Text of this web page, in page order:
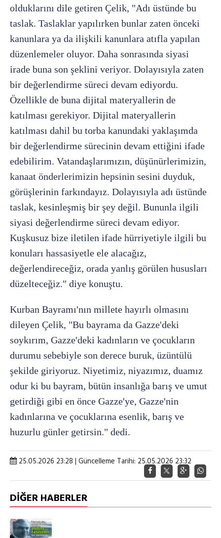
olduklarını dile getiren Çelik, "Adı üstünde bu
taslak. Taslaklar yapılırken bunlar zaten önceki
kanunlara ya da ilişkili kanunlara atıfla yapılan
düzenlemeler oluyor. Daha sonrasında siyasi
irade buna son şeklini veriyor. Dolayısıyla zaten
bir değerlendirme süreci devam ediyordu.
Özellikle de buna dijital materyallerin de
katılması gerekiyor. Dijital materyallerin
katılması dahil bu torba kanundaki yaklaşımda
bir değerlendirme sürecinin devam ettiğini ifade
edebilirim. Vatandaşlarımızın, düşünürlerimizin,
kanaat önderlerimizin hepsinin sesini duyduk,
görüşlerinin farkındayız. Dolayısıyla adı üstünde
taslak, kesinleşmiş bir şey değil. Bununla ilgili
siyasi değerlendirme süreci devam ediyor.
Kuşkusuz bize iletilen ifade hürriyetiyle ilgili bu
konuları hassasiyetle ele alacağız,
değerlendireceğiz, orada yanlış görülen hususları
düzelteceğiz." diye konuştu.
Kurban Bayramı'nın millete hayırlı olmasını
dileyen Çelik, "Bu bayrama da Gazze'deki
soykırım, Gazze'deki kadınların ve çocukların
durumu sebebiyle son derece buruk, üzüntülü
şekilde giriyoruz. Niyetimiz, niyazımız, duamız
odur ki bu bayram, bütün insanlığa barış ve umut
getirdiği gibi en önce Gazze'ye, Gazze'nin
kadınlarına ve çocuklarına esenlik, barış ve
huzurlu günler getirsin." dedi.
25.05.2026 23:28 | Güncelleme Tarihi: 25.05.2026 23:32
DİĞER HABERLER